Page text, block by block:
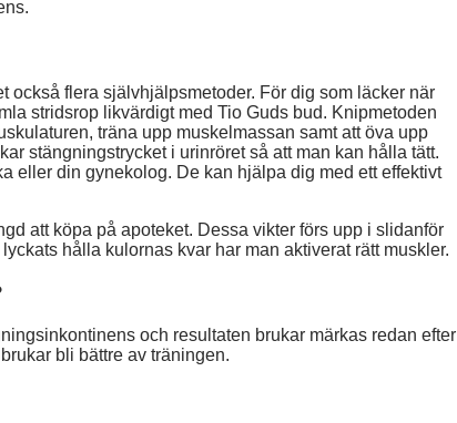
också flera självhjälpsmetoder. För dig som läcker när
stridsrop likvärdigt med Tio Guds bud. Knipmetoden
träna upp muskelmassan samt att öva upp
stängningstrycket i urinröret så att man kan hålla tätt.
eller din gynekolog. De kan hjälpa dig med ett effektivt
att köpa på apoteket. Dessa vikter förs upp i slidanför
hålla kulornas kvar har man aktiverat rätt muskler.
och resultaten brukar märkas redan efter
bli bättre av träningen.